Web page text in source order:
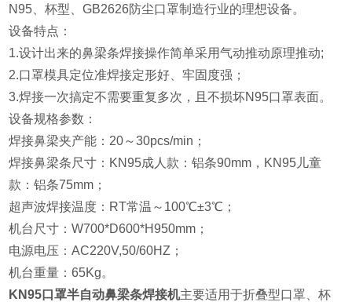
N95、杯型、GB2626防尘口罩制造行业的理想设备。
设备特点：
1.设计出来的鼻梁条焊接操作简单采用气动推动原理推动;
2.口罩模具定位准焊接定形好、牢固度强；
3.焊接一次搞定不需要重复多次，且不损坏N95口罩表面。
设备规格参数：
焊接鼻梁夹产能：20～30pcs/min；
焊接鼻梁条尺寸：KN95成人款：铝条90mm，KN95儿童
款：铝条75mm；
超声波焊接温度：RT常温～100℃±3℃；
机台尺寸：W700*D600*H950mm；
电源电压：AC220V,50/60HZ；
机台重量：65Kg。
KN95口罩半自动鼻梁条焊接机主要适用于折叠型口罩、杯